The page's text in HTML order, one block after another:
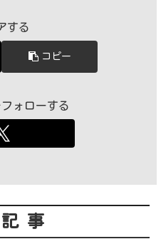
する
コピー
ォローする
事